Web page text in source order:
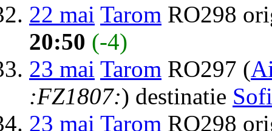
22 mai Tarom RO298
20:50 (-4)
23 mai Tarom RO297 (
:FZ1807:) destinatie
23 mai Tarom RO298